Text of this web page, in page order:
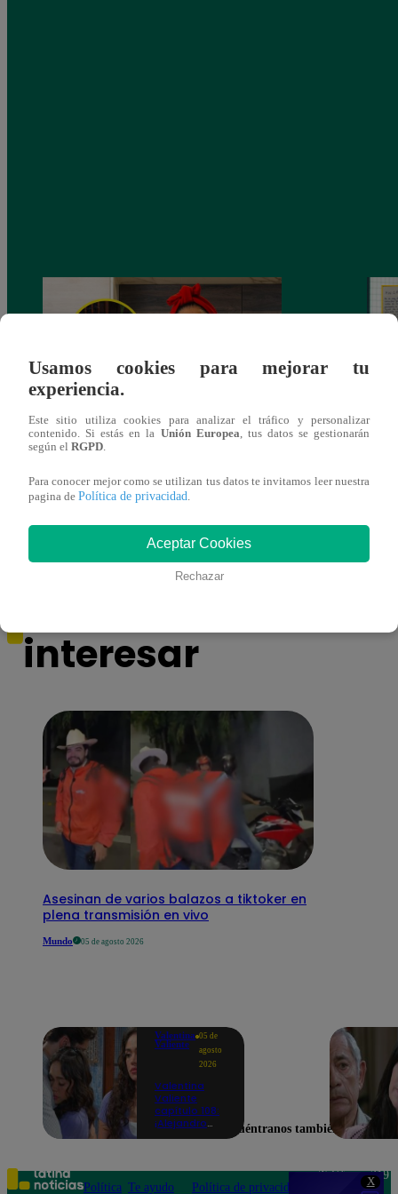
X
¿Por qué Nelly Rossinelli se volvió viral
También te puede
interesar
Asesinan de varios balazos a tiktoker en
plena transmisión en vivo
Mundo 05 de agosto 2026
Valentina
Valiente
05 de
agosto
2026
Valentina
Valiente
capítulo 108:
¡Alejandro
regalo, pero
ella termina
Usamos cookies para mejorar tu
experiencia.
Este sitio utiliza cookies para analizar el tráfico y personalizar
contenido. Si estás en la Unión Europea, tus datos se gestionarán
según el RGPD.
Para conocer mejor como se utilizan tus datos te invitamos leer nuestra
pagina de Política de privacidad.
Aceptar Cookies
Rechazar
Encuéntranos también en
Política Te ayudo Política de privacidad
Teléfono: 219